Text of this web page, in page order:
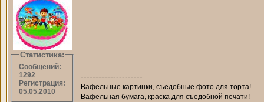
Статистика:
Сообщений:
1292
Регистрация:
05.05.2010
---------------------
Вафельные картинки, съедобные фото для торта!
Вафельная бумага, краска для съедобной печати!